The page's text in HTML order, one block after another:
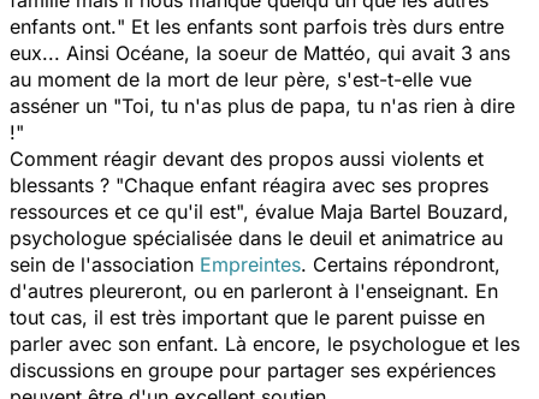
enfants ont." Et les enfants sont parfois très durs entre
eux... Ainsi Océane, la soeur de Mattéo, qui avait 3 ans
au moment de la mort de leur père, s'est-t-elle vue
asséner un "Toi, tu n'as plus de papa, tu n'as rien à dire
!"
Comment réagir devant des propos aussi violents et
blessants ? "Chaque enfant réagira avec ses propres
ressources et ce qu'il est", évalue Maja Bartel Bouzard,
psychologue spécialisée dans le deuil et animatrice au
sein de l'association Empreintes. Certains répondront,
d'autres pleureront, ou en parleront à l'enseignant. En
tout cas, il est très important que le parent puisse en
parler avec son enfant. Là encore, le psychologue et les
discussions en groupe pour partager ses expériences